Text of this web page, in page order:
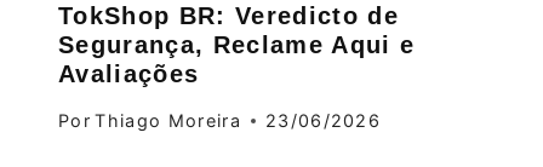
TokShop BR: Veredicto de
Segurança, Reclame Aqui e
Avaliações
Por Thiago Moreira 23/06/2026